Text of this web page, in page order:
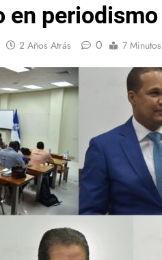
en
2 Años Atrás 0 7 Minutos